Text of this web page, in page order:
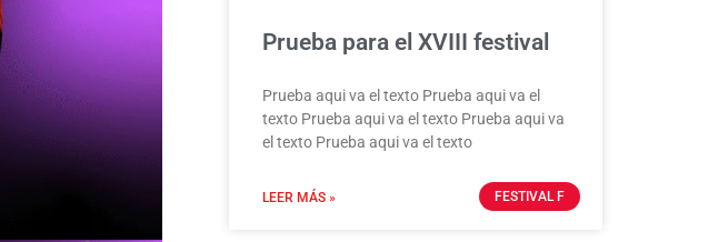
FESTIVAL F
Prueba para el XVIII festival
Prueba aqui va el texto Prueba aqui va el
texto Prueba aqui va el texto Prueba aqui va
el texto Prueba aqui va el texto
LEER MÁS »